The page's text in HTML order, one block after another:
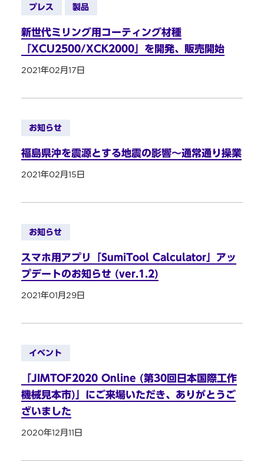
プレス 製品
新世代ミリング用コーティング材種
「XCU2500/XCK2000」を開発、販売開始
2021年02月17日
お知らせ
福島県沖を震源とする地震の影響～通常通り操業
2021年02月15日
お知らせ
スマホ用アプリ「SumiTool Calculator」アッ
プデートのお知らせ (ver.1.2)
2021年01月29日
イベント
「JIMTOF2020 Online (第30回日本国際工作
機械見本市)」にご来場いただき、ありがとうご
ざいました
2020年12月11日